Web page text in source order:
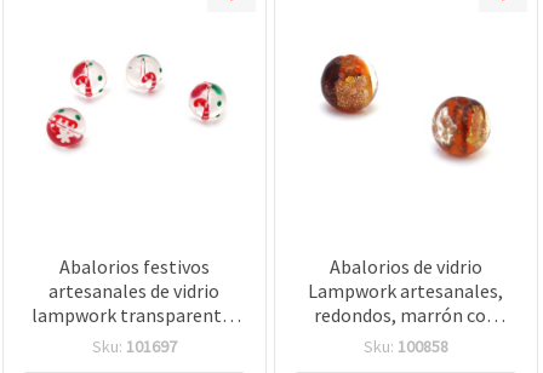
Abalorios festivos
artesanales de vidrio
lampwork transparente,
redondos con relieve 12
Sku: 101697
Abalorios de vidrio
Lampwork artesanales,
redondos, marrón con
lámina efecto foil color
Sku: 100858